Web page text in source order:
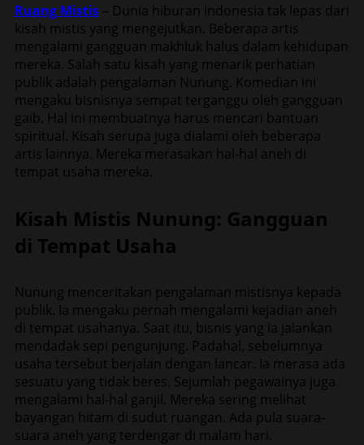
Ruang Mistis – Dunia hiburan Indonesia tak lepas dari
kisah mistis yang mengejutkan. Beberapa artis
mengalami gangguan makhluk halus dalam kehidupan
mereka. Salah satu kisah yang menarik perhatian
publik adalah pengalaman Nunung. Komedian ini
mengaku bisnisnya sempat terganggu oleh gangguan
gaib. Hal ini membuatnya harus mencari bantuan
spiritual. Kisah serupa juga dialami oleh beberapa
artis lainnya. Mereka merasakan hal-hal aneh di
tempat usaha mereka.
Kisah Mistis Nunung: Gangguan
di Tempat Usaha
Nunung menceritakan pengalaman mistisnya kepada
publik. Ia mengaku pernah mengalami kejadian aneh
di tempat usahanya. Saat itu, bisnis yang ia jalankan
mendadak sepi pengunjung. Padahal, sebelumnya
usaha tersebut berjalan dengan lancar. Ia merasa ada
sesuatu yang tidak beres. Sejumlah pegawainya juga
mengalami hal-hal ganjil. Mereka sering melihat
bayangan hitam di sudut ruangan. Ada pula suara-
suara aneh yang terdengar di malam hari.